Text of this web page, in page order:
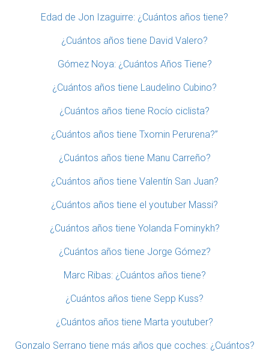
Edad de Jon Izaguirre: ¿Cuántos años tiene?
¿Cuántos años tiene David Valero?
Gómez Noya: ¿Cuántos Años Tiene?
¿Cuántos años tiene Laudelino Cubino?
¿Cuántos años tiene Rocío ciclista?
¿Cuántos años tiene Txomin Perurena?”
¿Cuántos años tiene Manu Carreño?
¿Cuántos años tiene Valentín San Juan?
¿Cuántos años tiene el youtuber Massi?
¿Cuántos años tiene Yolanda Fominykh?
¿Cuántos años tiene Jorge Gómez?
Marc Ribas: ¿Cuántos años tiene?
¿Cuántos años tiene Sepp Kuss?
¿Cuántos años tiene Marta youtuber?
Gonzalo Serrano tiene más años que coches: ¿Cuántos?